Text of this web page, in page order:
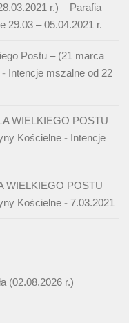
r.) – Parafia
29.03 – 05.04.2021 r.
Postu – (21 marca
- Intencje mszalne od 22
WIELKIEGO POSTU
Kościelne - Intencje
WIELKIEGO POSTU
Kościelne - 7.03.2021
(02.08.2026 r.)